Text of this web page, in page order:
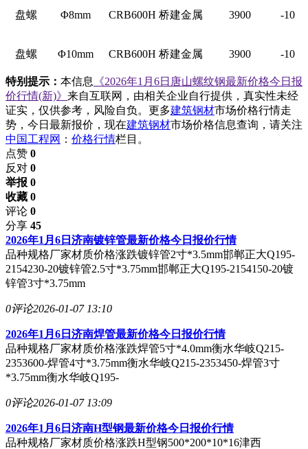
盘螺 Φ8mm CRB600H 桥建金属 3900 -10
盘螺 Φ10mm CRB600H 桥建金属 3900 -10
特别提示： 本信息
《2026年1月6日唐山螺纹钢最新价格今日报
价行情(新)》 来自互联网，由相关企业自行提供，真实性未经
证实，仅供参考，风险自负。更多建筑钢材市场价格行情走
势，今日最新报价，现在建筑钢材市场价格信息查询，请关注
中国工程网 ： 价格行情栏目。
点赞 0
反对 0
举报 0
收藏 0
评论 0
分享 45
2026年1月6日济南镀锌管最新价格今日报价行情
品种规格厂家材质价格涨跌镀锌管2寸*3.5mm邯郸正大Q195-
2154230-20镀锌管2.5寸*3.75mm邯郸正大Q195-2154150-20镀
锌管3寸*3.75mm
0评论2026-01-07 13:10
2026年1月6日济南焊管最新价格今日报价行情
品种规格厂家材质价格涨跌焊管5寸*4.0mm衡水华岐Q215-
2353600-焊管4寸*3.75mm衡水华岐Q215-2353450-焊管3寸
*3.75mm衡水华岐Q195-
0评论2026-01-07 13:09
2026年1月6日济南H型钢最新价格今日报价行情
品种规格厂家材质价格涨跌H型钢500*200*10*16津西